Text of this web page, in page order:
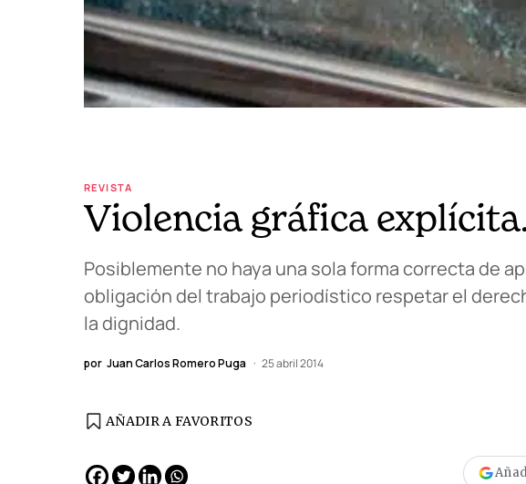
REVISTA
Violencia gráfica
Posiblemente no haya una sola forma correcta de
obligación del trabajo periodístico respetar el
la dignidad.
por Juan Carlos Romero Puga 25 abril 2014
AÑADIR A FAVORITOS